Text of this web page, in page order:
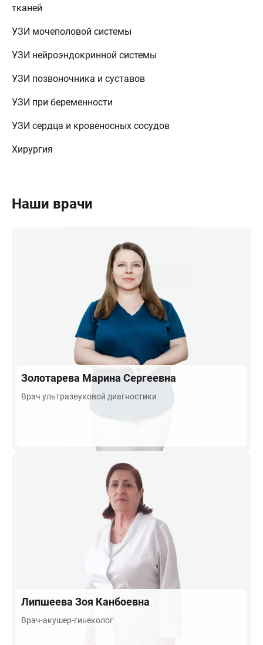
тканей
УЗИ мочеполовой системы
УЗИ нейроэндокринной системы
УЗИ позвоночника и суставов
УЗИ при беременности
УЗИ сердца и кровеносных сосудов
Хирургия
Наши врачи
Золотарева Марина Сергеевна
Врач ультразвуковой диагностики
Липшеева Зоя Канбоевна
Врач-акушер-гинеколог